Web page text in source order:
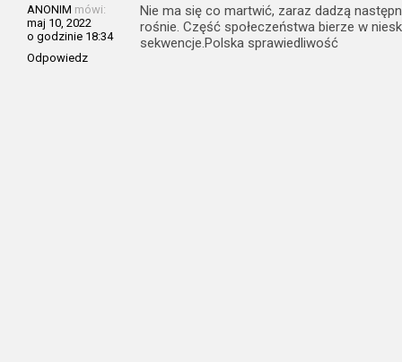
ANONIM mówi:
maj 10, 2022
o godzinie 18:34
Odpowiedz
Nie ma się co martwić, zaraz dadzą
rośnie. Część społeczeństwa bierze w
sekwencje.Polska sprawiedliwość